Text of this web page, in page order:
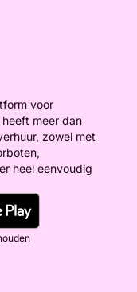
voor
meer dan
zowel met
heel eenvoudig